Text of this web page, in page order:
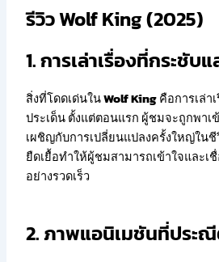
รีวิว Wolf King (2025)
1. การเล่าเรื่องที่กระชับ
สิ่งที่โดดเด่นในWolf Kingคือการเล่า
ประเด็น ตั้งแต่ตอนแรก ผู้ชมจะถูกพาเ
เผชิญกับการเปลี่ยนแปลงครั้งใหญ่ในชี
ยืดเยื้อทำให้ผู้ชมสามารถเข้าใจและเ
อย่างรวดเร็ว
2. ภาพแอนิเมชันที่ประ